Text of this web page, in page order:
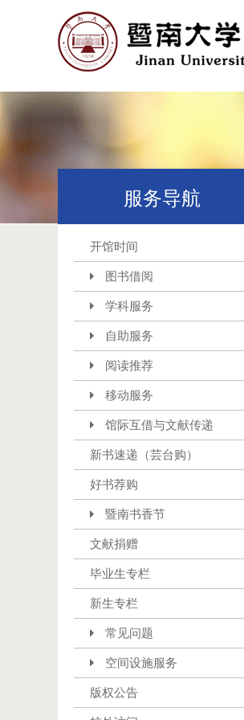
服务导航
开馆时间
图书借阅
学科服务
自助服务
阅读推荐
移动服务
馆际互借与文献传递
新书速递（芸台购）
好书荐购
暨南书香节
文献捐赠
毕业生专栏
新生专栏
常见问题
空间设施服务
版权公告